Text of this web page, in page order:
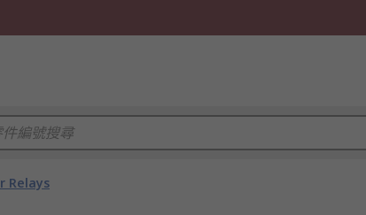
Relays